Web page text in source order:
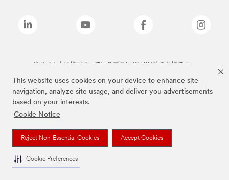
This website uses cookies on your device to enhance site
navigation, analyze site usage, and deliver you advertisements
based on your interests.
Cookie Notice
Reject Non-Essential Cookies Accept Cookies
Cookie Preferences
当サイト上に掲載されているブランドは3M社の商標です。